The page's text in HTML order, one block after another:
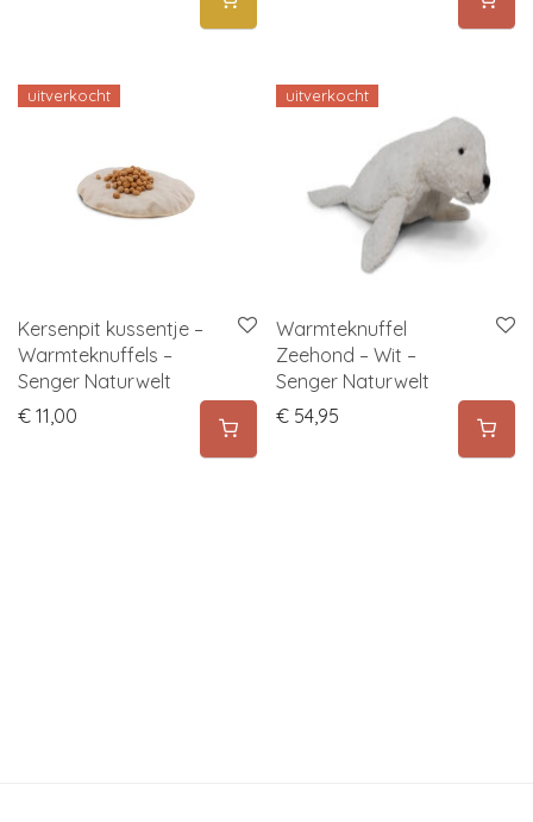
uitverkocht
Kersenpit kussentje –
Warmteknuffels –
Senger Naturwelt
€ 11,00
uitverkocht
Warmteknuffel
Zeehond – Wit –
Senger Naturwelt
€ 54,95